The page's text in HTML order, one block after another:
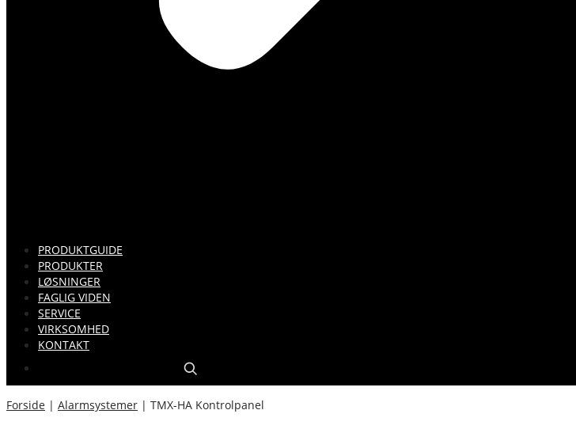
PRODUKTGUIDE
PRODUKTER
LØSNINGER
FAGLIG VIDEN
SERVICE
VIRKSOMHED
KONTAKT
Forside | Alarmsystemer | TMX-HA Kontrolpanel